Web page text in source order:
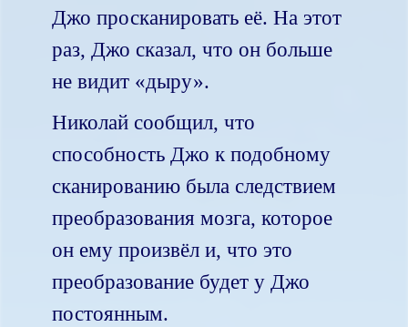
Джо просканировать её. На этот
раз, Джо сказал, что он больше
не видит «дыру».
Николай сообщил, что
способность Джо к подобному
сканированию была следствием
преобразования мозга, которое
он ему произвёл и, что это
преобразование будет у Джо
постоянным.